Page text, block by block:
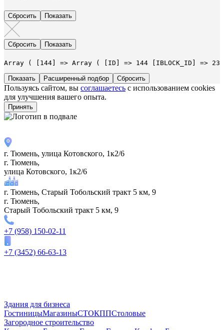
Array ( [144] => Array ( [ID] => 144 [IBLOCK_ID] => 23
Расширенный подбор
Пользуясь сайтом, вы соглашаетесь с использованием cookies
для улучшения вашего опыта.
Принять
г. Тюмень, улица Котовского, 1к2/6
г. Тюмень,
улица Котовского, 1к2/6
г. Тюмень, Старый Тобольский тракт 5 км, 9
г. Тюмень,
Старый Тобольский тракт 5 км, 9
+7 (958) 150-02-11
+7 (3452) 66-63-13
Здания для бизнеса
ГостиницыМагазиныСТОКППСтоловые
Загородное строительство